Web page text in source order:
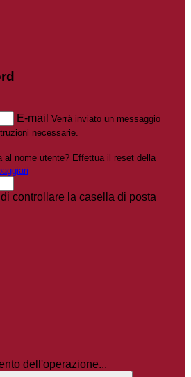
E-mail Verrà inviato un messaggio
necessarie.
al nome utente? Effettua il reset della
controllare la casella di posta
dell'operazione...